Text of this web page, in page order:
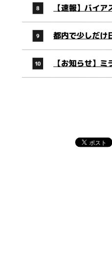
【速報】バイ
都内で少しだけ
【お知らせ】